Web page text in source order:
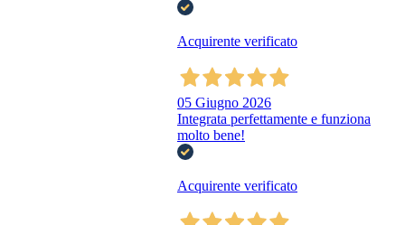
Acquirente verificato
05 Giugno 2026
Integrata perfettamente e funziona
molto bene!
Acquirente verificato